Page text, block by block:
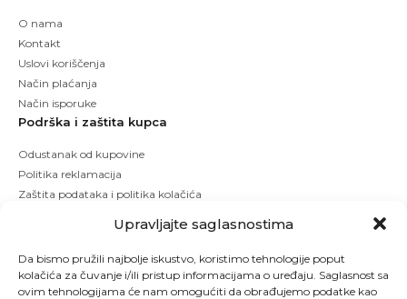
Upravljajte saglasnostima
Da bismo pružili najbolje iskustvo, koristimo tehnologije poput
kolačića za čuvanje i/ili pristup informacijama o uređaju. Saglasnost sa
ovim tehnologijama će nam omogućiti da obrađujemo podatke kao
O nama
Kontakt
Uslovi koriščenja
Način plaćanja
Način isporuke
Podrška i zaštita kupca
Odustanak od kupovine
Politika reklamacija
Zaštita podataka i politika kolačića